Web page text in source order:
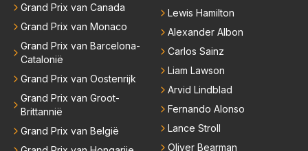
Grand Prix van Canada
Grand Prix van Monaco
Grand Prix van Barcelona-
Catalonië
Grand Prix van Oostenrijk
Grand Prix van Groot-
Brittannië
Grand Prix van België
Lewis Hamilton
Alexander Albon
Carlos Sainz
Liam Lawson
Arvid Lindblad
Fernando Alonso
Lance Stroll
Oliver Bearman